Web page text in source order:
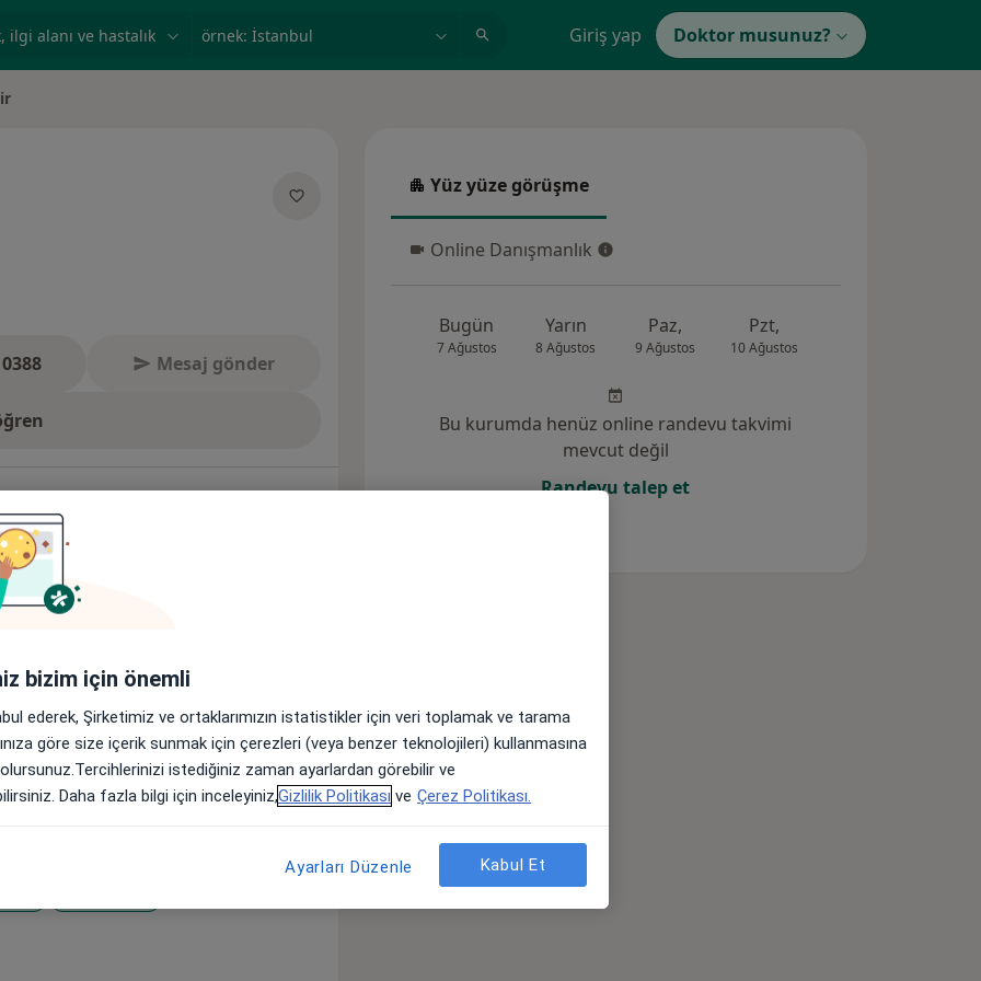
örnek: İstanbul Giriş yap Doktor musunuz?
Mesaj gönder
Sigortalar Görüşler (26)
Psikoloji Bölümünde tamamlayan
Üniversitesinde de Pedagojik
Psikoloji Günleri ve Ulusal Psikoloji
takip etti. Çağ Üniversitesinde
Kongresi’ne katılarak Düşten
gruplarında aktif rol aldı.
Şerefeddin Eğitim ve
Sağlığı Merkezinde stajyer
döneminde de Kayseri Behice
Yüz yüze görüşme
Yüz yüze görüşme
Online Danışmanlık
Online Danışmanlık
Bugün
7 Ağustos
Yarın
8 Ağustos
Paz,
9 Ağustos
Pzt,
10 Ağustos
Bu kurumda henüz online randevu takvimi
mevcut değil
Randevu talep et
bizim için önemli
ederek, Şirketimiz ve ortaklarımızın istatistikler için veri toplamak ve tarama
göre size içerik sunmak için çerezleri (veya benzer teknolojileri) kullanmasına
istediğiniz zaman ayarlardan görebilir ve
Daha fazla bilgi için inceleyiniz,Gizlilik Politikası ve Çerez Politikası.
Ayarları Düzenle Kabul Et